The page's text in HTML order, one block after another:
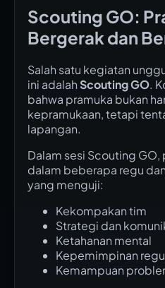
Scouting GO:
Bergerak dan
Salah satu kegiatan
ini adalah Scouting GO.
bahwa pramuka bukan
kepramukaan, tetapi
lapangan.
Dalam sesi Scouting
dalam beberapa regu
yang menguji:
Kekompakan tim
Strategi dan
Ketahanan mental
Kepemimpinan regu
Kemampuan